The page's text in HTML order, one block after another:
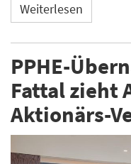
Weiterlesen
PPHE-
Fattal zieht
Aktionärs-